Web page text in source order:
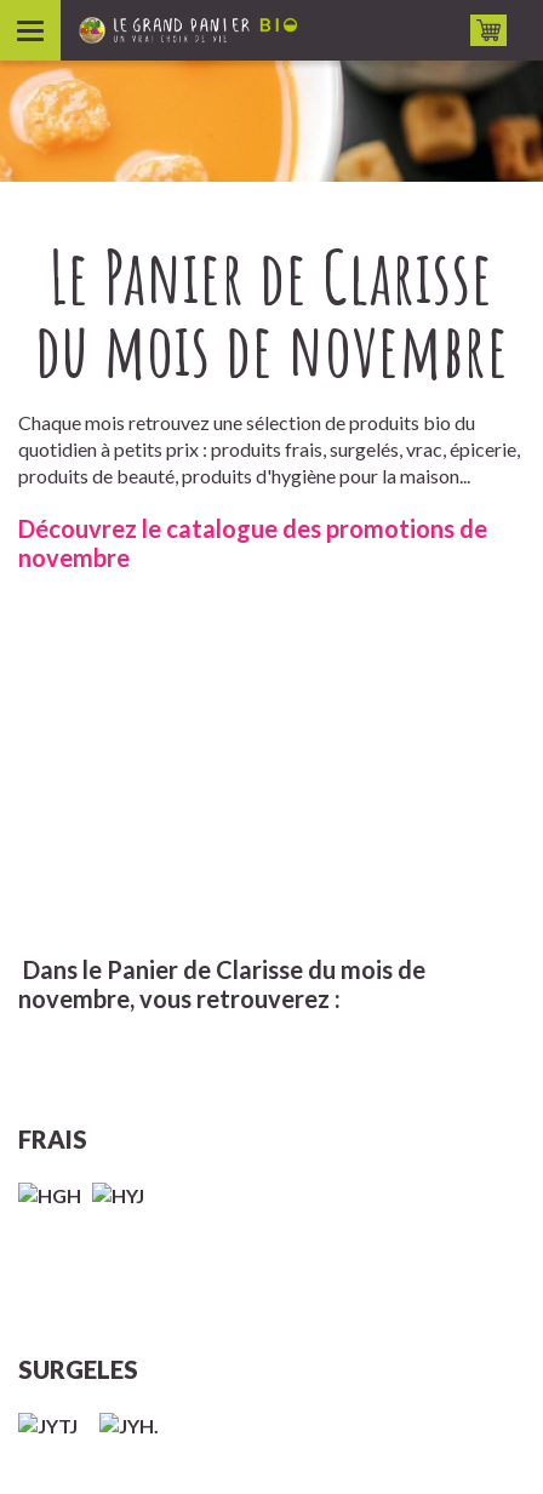
Aller au contenu
Le Panier de Clarisse
du mois de novembre
Chaque mois retrouvez une sélection de produits bio du
quotidien à petits prix : produits frais, surgelés, vrac, épicerie,
produits de beauté, produits d'hygiène pour la maison...
Découvrez le catalogue des promotions de
novembre
Dans le Panier de Clarisse du mois de
novembre, vous retrouverez :
FRAIS
SURGELES